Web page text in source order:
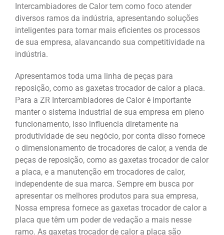
Intercambiadores de Calor tem como foco atender
diversos ramos da indústria, apresentando soluções
inteligentes para tornar mais eficientes os processos
de sua empresa, alavancando sua competitividade na
indústria.
Apresentamos toda uma linha de peças para
reposição, como as gaxetas trocador de calor a placa.
Para a ZR Intercambiadores de Calor é importante
manter o sistema industrial de sua empresa em pleno
funcionamento, isso influencia diretamente na
produtividade de seu negócio, por conta disso fornece
o dimensionamento de trocadores de calor, a venda de
peças de reposição, como as gaxetas trocador de calor
a placa, e a manutenção em trocadores de calor,
independente de sua marca. Sempre em busca por
apresentar os melhores produtos para sua empresa,
Nossa empresa fornece as gaxetas trocador de calor a
placa que têm um poder de vedação a mais nesse
ramo. As gaxetas trocador de calor a placa são